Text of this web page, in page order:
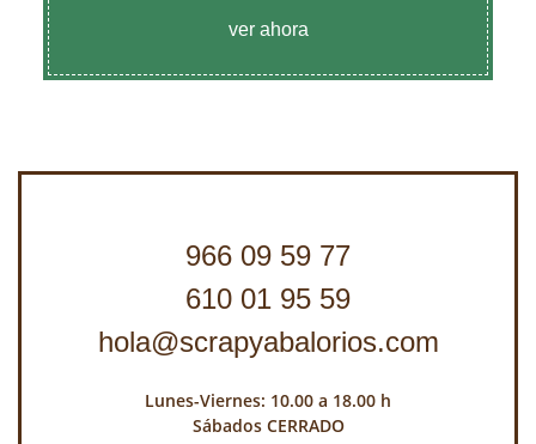
ver ahora
966 09 59 77
610 01 95 59
hola@scrapyabalorios.com
Lunes-Viernes: 10.00 a 18.00 h
Sábados CERRADO